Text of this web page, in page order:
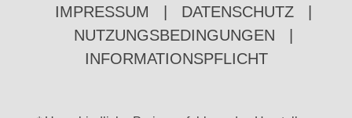
IMPRESSUM DATENSCHUTZ
NUTZUNGSBEDINGUNGEN
INFORMATIONSPFLICHT